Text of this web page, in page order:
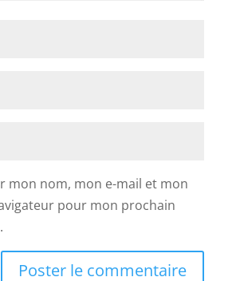
mon nom, mon e-mail et mon
pour mon prochain